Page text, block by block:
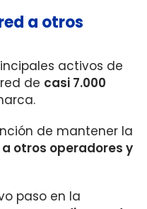
a otros
activos de
de casi 7.000
de mantener la
otros operadores y
paso en la